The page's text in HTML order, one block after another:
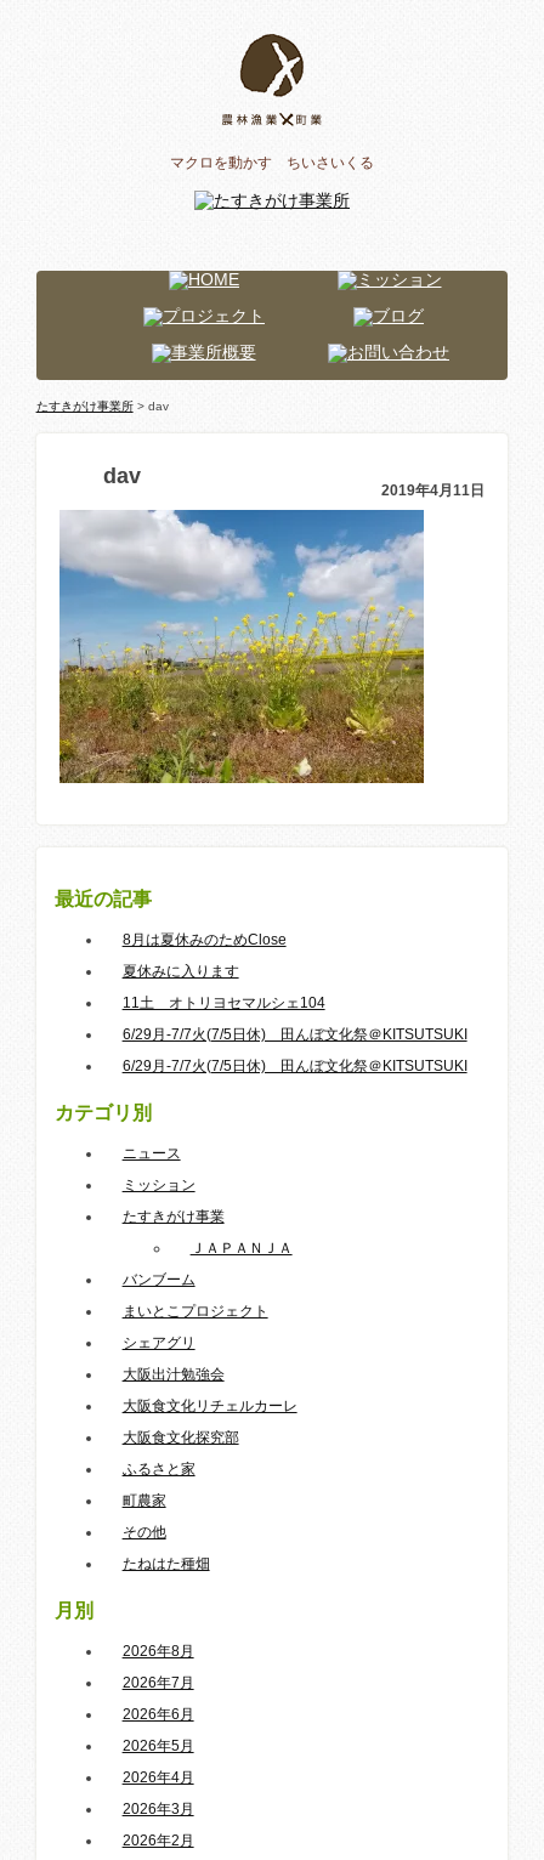
マクロを動かす ちいさいくる
たすきがけ事業所> dav
dav
2019年4月11日
最近の記事
8月は夏休みのためClose
夏休みに入ります
11土 オトリヨセマルシェ104
6/29月-7/7火(7/5日休) 田んぼ文化祭＠KITSUTSUKI
6/29月-7/7火(7/5日休) 田んぼ文化祭＠KITSUTSUKI
カテゴリ別
ニュース
ミッション
たすきがけ事業
ＪＡＰＡＮＪＡ
バンブーム
まいとこプロジェクト
シェアグリ
大阪出汁勉強会
大阪食文化リチェルカーレ
大阪食文化探究部
ふるさと家
町農家
その他
たねはた種畑
月別
2026年8月
2026年7月
2026年6月
2026年5月
2026年4月
2026年3月
2026年2月